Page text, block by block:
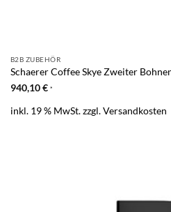
B2B ZUBEHÖR
Schaerer Coffee Skye Zweiter
940,10€ *
inkl. 19 % MwSt.zzgl.Versandkosten